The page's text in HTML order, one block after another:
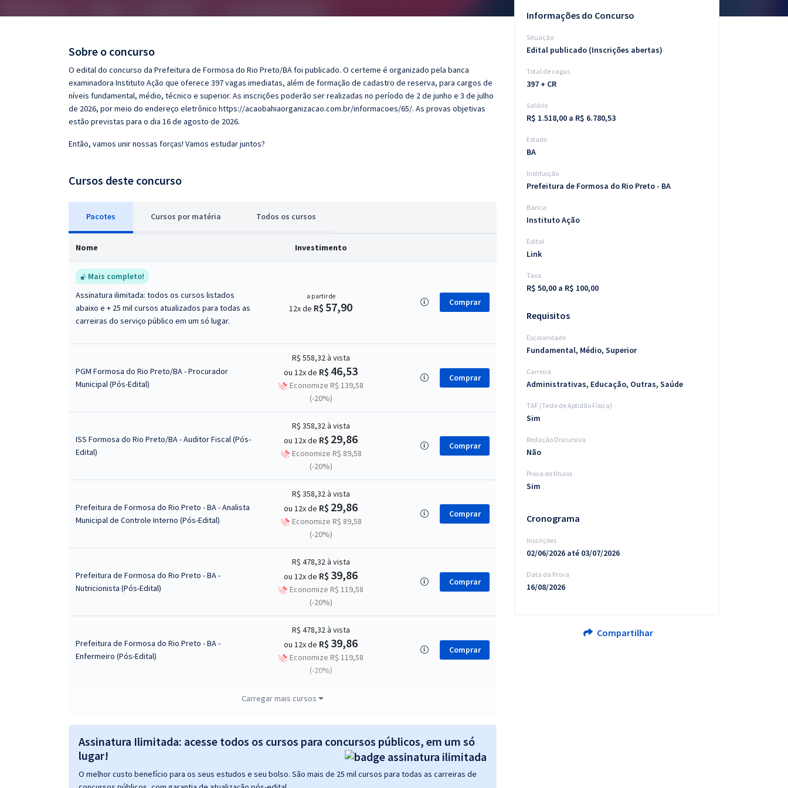
Questões grátis
Conteúdo gratuito
Sobre o concurso
O edital do concurso da Prefeitura de Formosa do Rio Preto/BA foi publicado. O certeme é organizado pela banca
examinadora Instituto Ação que oferece 397 vagas imediatas, além de formação de cadastro de reserva, para cargos de
níveis fundamental, médio, técnico e superior. As inscrições poderão ser realizadas no período de 2 de junho e 3 de julho
de 2026, por meio do endereço eletrônico https://acaobahiaorganizacao.com.br/informacoes/65/. As provas objetivas
estão previstas para o dia 16 de agosto de 2026.
Então, vamos unir nossas forças! Vamos estudar juntos?
Cursos deste concurso
Pacotes Cursos por matéria Todos os cursos
Nome Investimento
Mais completo!
Assinatura ilimitada: todos os cursos listados
abaixo e + 25 mil cursos atualizados para todas as
carreiras do serviço público em um só lugar.
a partir de
12x de R$ 57,90 Comprar
PGM Formosa do Rio Preto/BA - Procurador
Municipal (Pós-Edital)
R$ 558,32à vista
ou 12x de R$ 46,53
Economize R$ 139,58
(-20%)
Comprar
ISS Formosa do Rio Preto/BA - Auditor Fiscal (Pós-
Edital)
R$ 358,32à vista
ou 12x de R$ 29,86
Economize R$ 89,58
(-20%)
Comprar
Prefeitura de Formosa do Rio Preto - BA - Analista
Municipal de Controle Interno (Pós-Edital)
R$ 358,32à vista
ou 12x de R$ 29,86
Economize R$ 89,58
(-20%)
Comprar
Prefeitura de Formosa do Rio Preto - BA -
Nutricionista (Pós-Edital)
R$ 478,32à vista
ou 12x de R$ 39,86
Economize R$ 119,58
(-20%)
Comprar
Prefeitura de Formosa do Rio Preto - BA -
Enfermeiro (Pós-Edital)
R$ 478,32à vista
ou 12x de R$ 39,86
Economize R$ 119,58
(-20%)
Comprar
Assistente Social (Pós-Edital)
R$ 478,32
Economize R$ 119,58
(-20%)
Prefeitura de Formosa do Rio Preto - BA - Agente
ou 12x de R$29,86
Carregar mais cursos
Assinatura Ilimitada: acesse todos os cursos para concursos públicos, em um só
lugar!
O melhor custo benefício para os seus estudos e seu bolso. São mais de 25 mil cursos para todas as carreiras de
Informações do Concurso
Situação
Edital publicado (Inscrições abertas)
Total de vagas
397 + CR
Salário
R$ 1.518,00 a R$ 6.780,53
Estado
BA
Instituição
Prefeitura de Formosa do Rio Preto - BA
Banca
Instituto Ação
Edital
Link
Taxa
R$ 50,00 a R$ 100,00
Requisitos
Escolaridade
Fundamental, Médio, Superior
Carreira
Administrativas, Educação, Outras, Saúde
TAF (Teste de Aptidão Física)
Sim
Redação Discursiva
Não
Prova de títulos
Sim
Cronograma
Inscrições
02/06/2026 até 03/07/2026
Data da Prova
16/08/2026
Compartilhar